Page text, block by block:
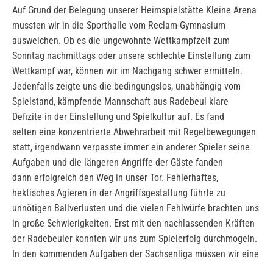
Auf Grund der Belegung unserer Heimspielstätte Kleine Arena
mussten wir in die Sporthalle vom Reclam-Gymnasium
ausweichen. Ob es die ungewohnte Wettkampfzeit zum
Sonntag nachmittags oder unsere schlechte Einstellung zum
Wettkampf war, können wir im Nachgang schwer ermitteln.
Jedenfalls zeigte uns die bedingungslos, unabhängig vom
Spielstand, kämpfende Mannschaft aus Radebeul klare
Defizite in der Einstellung und Spielkultur auf. Es fand
selten eine konzentrierte Abwehrarbeit mit Regelbewegungen
statt, irgendwann verpasste immer ein anderer Spieler seine
Aufgaben und die längeren Angriffe der Gäste fanden
dann erfolgreich den Weg in unser Tor. Fehlerhaftes,
hektisches Agieren in der Angriffsgestaltung führte zu
unnötigen Ballverlusten und die vielen Fehlwürfe brachten uns
in große Schwierigkeiten. Erst mit den nachlassenden Kräften
der Radebeuler konnten wir uns zum Spielerfolg durchmogeln.
In den kommenden Aufgaben der Sachsenliga müssen wir eine